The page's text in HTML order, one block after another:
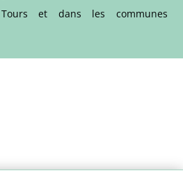
et dans les communes